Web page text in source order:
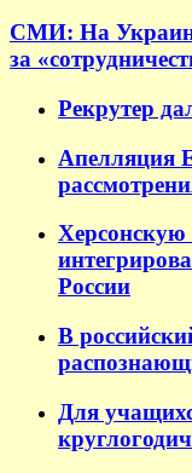
СМИ: На
за
Рекрутер
Апелляция
Херсонскую
России
В
Для